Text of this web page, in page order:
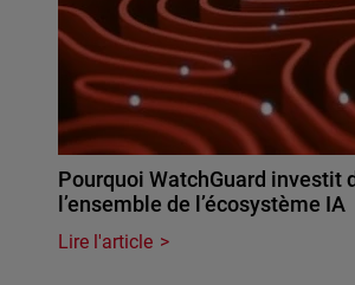
Pourquoi WatchGuard investit
l’ensemble de l’écosystème IA
Lire l'article